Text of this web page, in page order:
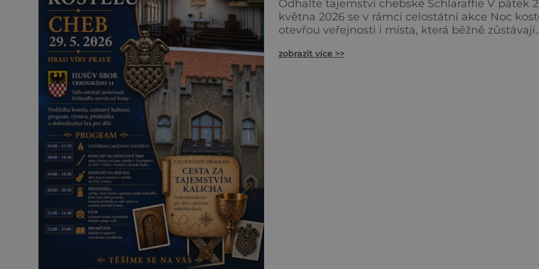
Odhalte tajemství chebské Schlaraffie V pátek
května 2026 se v rámci celostátní akce Noc
otevřou veřejnosti i místa, která běžně zůstávají
Husův sbor Církve československé husitské v
zobrazit více >>